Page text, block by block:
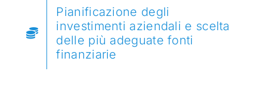
Pianificazione degli
investimenti aziendali e scelta
delle più adeguate fonti
finanziarie